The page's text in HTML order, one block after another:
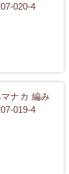
020-4
ナカ 編み
019-4